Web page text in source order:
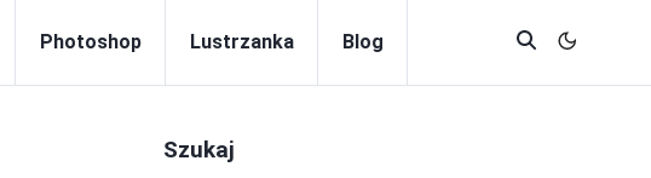
Photoshop Lustrzanka Blog
Szukaj